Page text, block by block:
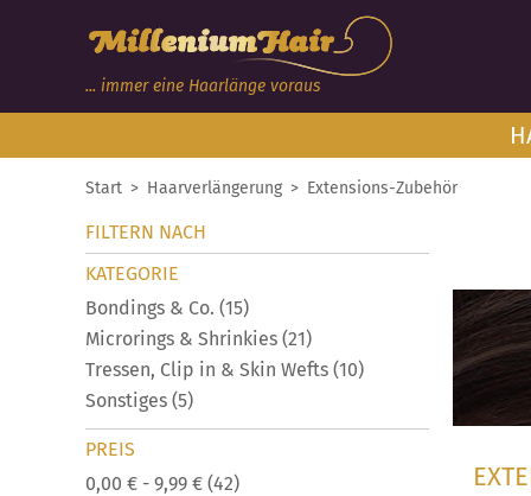
... immer eine Haarlänge voraus
Start > Haarverlängerung > Extensions-Zubehör
FILTERN NACH
KATEGORIE
Bondings & Co. (15)
Microrings & Shrinkies (21)
Tressen, Clip in & Skin Wefts (10)
Sonstiges (5)
PREIS
0,00 € - 9,99 € (42)